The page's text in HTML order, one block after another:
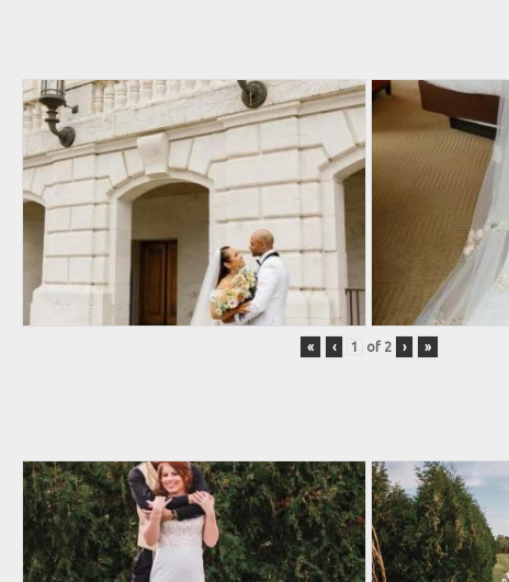
« ‹ of 2 › »